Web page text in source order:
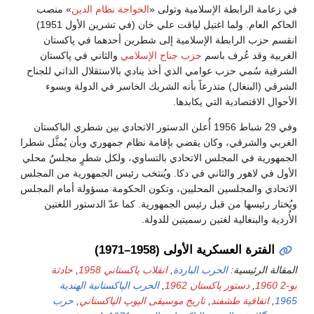
في زعامة الرابطة الإسلامية وتولى «الخواجة نظام الدين» منصب
الحاكم العام. ولما اغتيل لياقت علي خان (في تشرين الأول 1951)
انقسم حزب الرابطة الإسلامية إلى شطرين أحدهما في پاكستان
الغربية وقد عُرف باسم حزب جناح الإسلامي والثاني في پاكستان
الشرقية سُمي حزب عوامي الذي أخذ ينادي بالاستقلال الذاتي للجناح
الشرقي (البنغال) متذرعاً بأنه الشريك الخاسر في الدولة وبسوء
الأحوال الاقتصادية التي يكابدها.
وفي 29 شباط 1956 أُعلن الدستور الاتحادي بين شطري الباكستان
الغربي والشرقي، وكان يقضي بإقامة نظام جمهوري وبأن يُمثَّل شطرا
الجمهورية في المجلس الاتحادي بالتساوي، ولكل شطرٍ مجلسٌ محلي
الأول في لاهور والثاني في دكا. ويُنتخب رئيس الجمهورية من المجلس
الاتحادي والمجلسين المحليين، وتكون الحكومة مسؤولة أمام المجلس
ويُختار رئيسها من قبل رئيس الجمهورية. كما عدّ الدستور اللغتين
الأُردية والبنغالية لغتين رسميتين للدولة.
الفترة العسكرية الأولى (1958–1971)
المقالة الرئيسية:الحرب الباردة ,انقلاب پاكستاني 1958
حادثة
يو-2 1960
دستور پاكستان 1962 ,الحرب الپاكستانية الهندية
1965
,اتفاقية طشفند ,تاريخ موسيقى الپوپ ​​الپاكستاني حرب